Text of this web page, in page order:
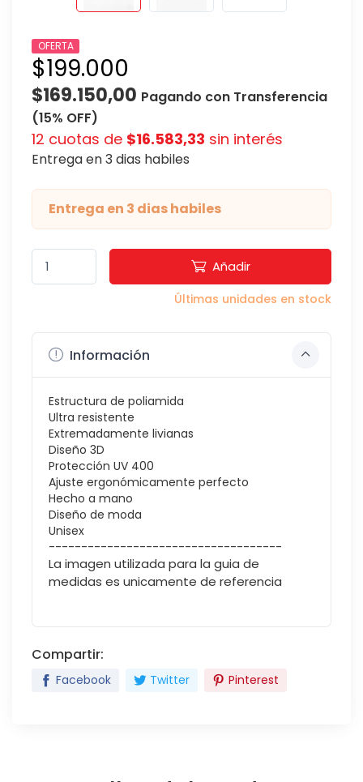
OFERTA
$199.000
$169.150,00 Pagando con Transferencia
(15% OFF)
12 cuotas de $16.583,33 sin interés
Entrega en 3 dias habiles
Entrega en 3 dias habiles
Añadir
Últimas unidades en stock
Información
Estructura de poliamida
Ultra resistente
Extremadamente livianas
Diseño 3D
Protección UV 400
Ajuste ergonómicamente perfecto
Hecho a mano
Diseño de moda
Unisex
------------------------------------
La imagen utilizada para la guia de
medidas es unicamente de referencia
Compartir:
Facebook Twitter Pinterest